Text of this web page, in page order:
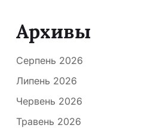
Архивы
Серпень 2026
Липень 2026
Червень 2026
Травень 2026